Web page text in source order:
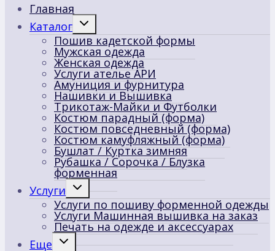
Главная
Каталог
Переключить
меню
Пошив кадетской формы
Мужская одежда
Женская одежда
Услуги ателье АРИ
Амуниция и фурнитура
Нашивки и Вышивка
Трикотаж-Майки и Футболки
Костюм парадный (форма)
Костюм повседневный (форма)
Костюм камуфляжный (форма)
Бушлат / Куртка зимняя
Рубашка / Сорочка / Блузка
форменная
Услуги
Переключить
дочернее
меню
Услуги по пошиву форменной одежды
Услуги Машинная вышивка на заказ
Печать на одежде и аксессуарах
Еще
Переключить
дочернее